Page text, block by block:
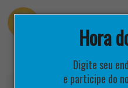
Hora
Digite seu
e participe do